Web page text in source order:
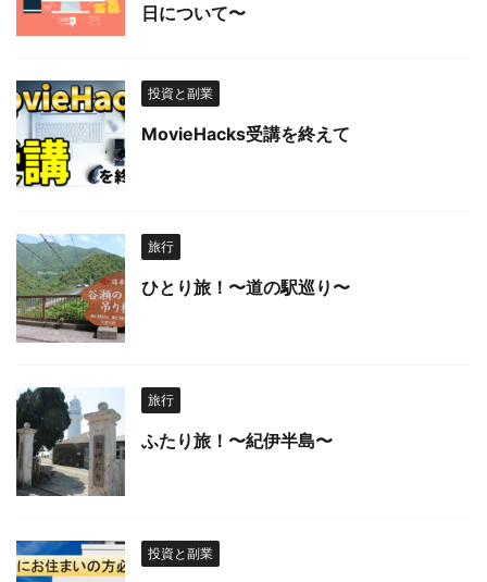
日について〜
投資と副業
MovieHacks受講を終えて
旅行
ひとり旅！〜道の駅巡り〜
旅行
ふたり旅！〜紀伊半島〜
投資と副業